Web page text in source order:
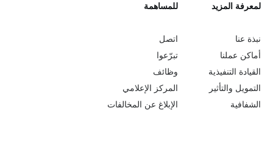
L
e
a
r
n
لمعرفة المزيد
نبذة عنا
أماكن عملنا
القيادة التنفيذية
التمويل والتأثير
الشفافية
G
o
b
e
y
للمساهمة
اتصل
تبرّعوا
وظائف
المركز الإعلامي
الإبلاغ عن المخالفات